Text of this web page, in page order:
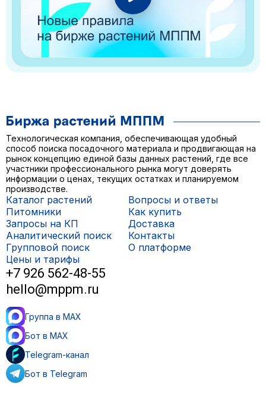
Технологическая компания, обеспечивающая удобный
способ поиска посадочного материала и продвигающая на
рынок концепцию единой базы данных растений, где все
участники профессионального рынка могут доверять
информации о ценах, текущих остатках и планируемом
производстве.
Каталог растений
Питомники
Запросы на КП
Аналитический поиск
Групповой поиск
Цены и тарифы
Вопросы и ответы
Как купить
Доставка
Контакты
О платформе
+7 926 562-48-55
hello@mppm.ru
Группа в MAX
Бот в MAX
Telegram-канал
Бот в Telegram